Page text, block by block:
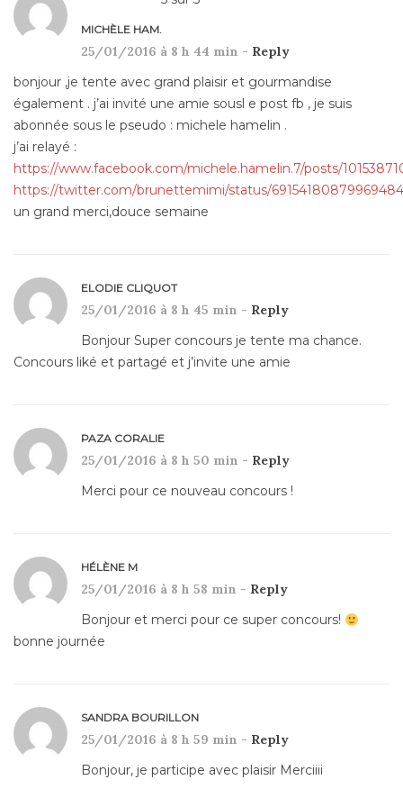
MICHÈLE HAM.
25/01/2016 à 8 h 44 min - Reply
bonjour ,je tente avec grand plaisir et gourmandise
également . j’ai invité une amie sousl e post fb , je suis
abonnée sous le pseudo : michele hamelin .
j’ai relayé :
https://www.facebook.com/michele.hamelin.7/posts/
https://twitter.com/brunettemimi/status/
un grand merci,douce semaine
ELODIE CLIQUOT
25/01/2016 à 8 h 45 min - Reply
Bonjour Super concours je tente ma chance.
Concours liké et partagé et j’invite une amie
PAZA CORALIE
25/01/2016 à 8 h 50 min - Reply
Merci pour ce nouveau concours !
HÉLÈNE M
25/01/2016 à 8 h 58 min - Reply
Bonjour et merci pour ce super concours!
bonne journée
SANDRA BOURILLON
25/01/2016 à 8 h 59 min - Reply
Bonjour, je participe avec plaisir Merciiii